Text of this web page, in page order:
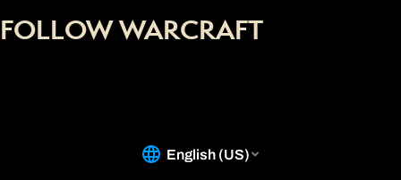
FOLLOW WARCRAFT